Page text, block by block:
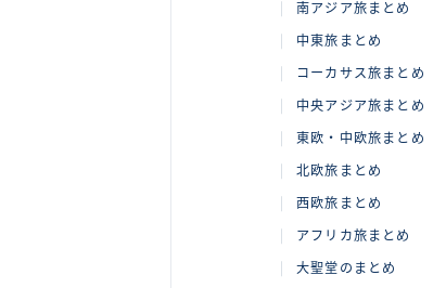
南アジア旅まとめ
中東旅まとめ
コーカサス旅まとめ
中央アジア旅まとめ
東欧・中欧旅まとめ
北欧旅まとめ
西欧旅まとめ
アフリカ旅まとめ
大聖堂のまとめ